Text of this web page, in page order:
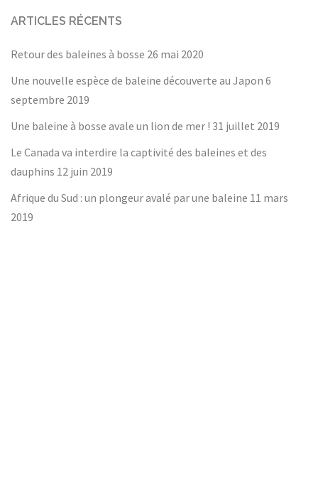
ARTICLES RÉCENTS
Retour des baleines à bosse 26 mai 2020
Une nouvelle espèce de baleine découverte au Japon 6
septembre 2019
Une baleine à bosse avale un lion de mer ! 31 juillet 2019
Le Canada va interdire la captivité des baleines et des
dauphins 12 juin 2019
Afrique du Sud : un plongeur avalé par une baleine 11 mars
2019